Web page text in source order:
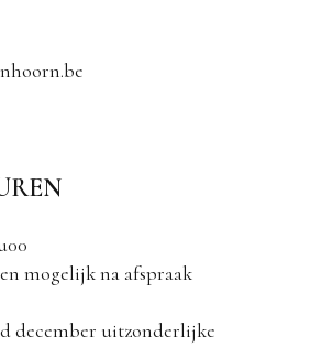
mogelijk na afspraak
december uitzonderlijke